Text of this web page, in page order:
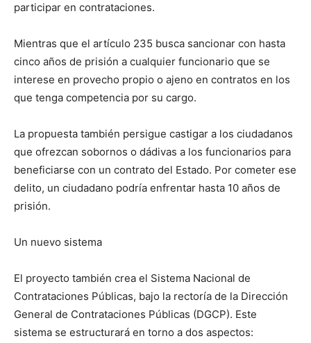
participar en contrataciones.
Mientras que el artículo 235 busca sancionar con hasta
cinco años de prisión a cualquier funcionario que se
interese en provecho propio o ajeno en contratos en los
que tenga competencia por su cargo.
La propuesta también persigue castigar a los ciudadanos
que ofrezcan sobornos o dádivas a los funcionarios para
beneficiarse con un contrato del Estado. Por cometer ese
delito, un ciudadano podría enfrentar hasta 10 años de
prisión.
Un nuevo sistema
El proyecto también crea el Sistema Nacional de
Contrataciones Públicas, bajo la rectoría de la Dirección
General de Contrataciones Públicas (DGCP). Este
sistema se estructurará en torno a dos aspectos: